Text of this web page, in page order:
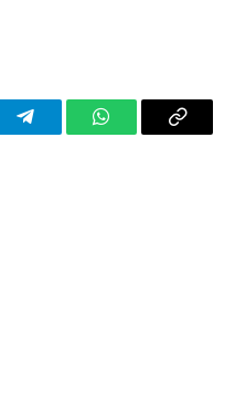
TelegramWhatsAppCopy